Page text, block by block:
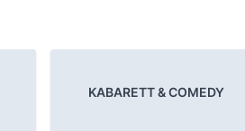
KABARETT & COMEDY